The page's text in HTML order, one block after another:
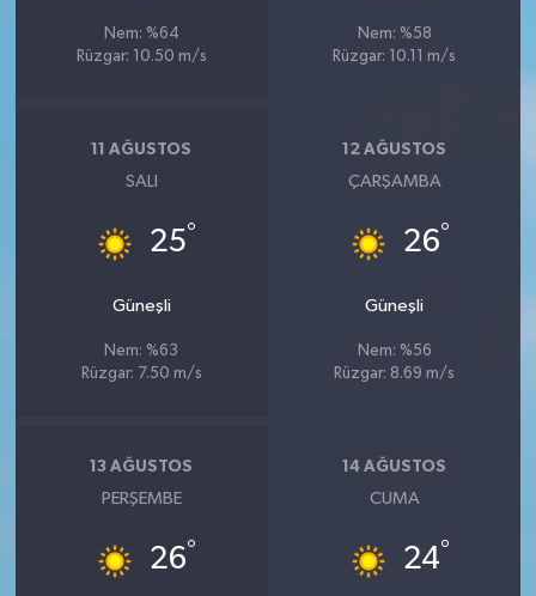
Nem: %64
Rüzgar: 10.50 m/s
Nem: %58
Rüzgar: 10.11 m/s
11 AĞUSTOS
SALI
25°
Güneşli
Nem: %63
Rüzgar: 7.50 m/s
12 AĞUSTOS
ÇARŞAMBA
26°
Güneşli
Nem: %56
Rüzgar: 8.69 m/s
13 AĞUSTOS
PERŞEMBE
26°
14 AĞUSTOS
CUMA
24°